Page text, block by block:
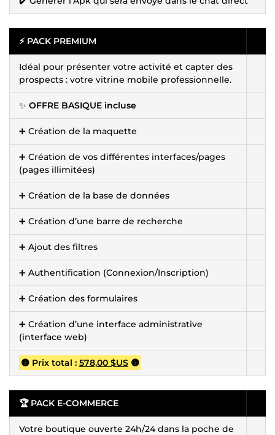
⚡ PACK PREMIUM
Idéal pour présenter votre activité et capter des
prospects : votre vitrine mobile professionnelle.
✨ OFFRE BASIQUE incluse
➕ Création de la maquette
➕ Création de vos différentes interfaces/pages
(pages illimitées)
➕ Création de la base de données
➕ Création d’une barre de recherche
➕ Ajout des filtres
➕ Authentification (Connexion/Inscription)
➕ Création des formulaires
➕ Création d’une interface administrative
(interface web)
🟡 Prix total : 578,00 $US🟡
🏆 PACK E-COMMERCE
Votre boutique ouverte 24h/24 dans la poche de